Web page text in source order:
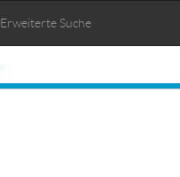
Erweiterte Suche